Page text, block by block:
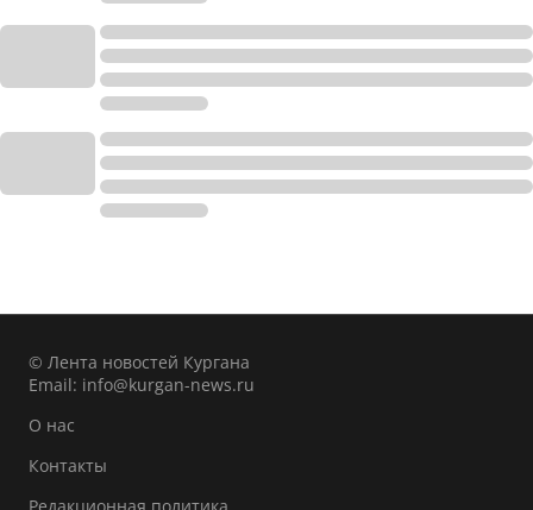
© Лента новостей Кургана
Email: info@kurgan-news.ru
О нас
Контакты